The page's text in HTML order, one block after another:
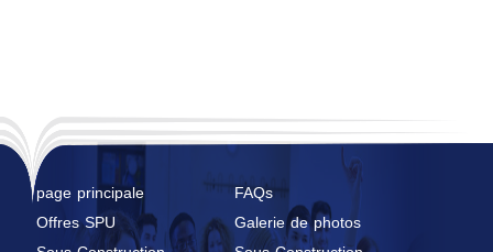
page principale
FAQs
Offres SPU
Galerie de photos